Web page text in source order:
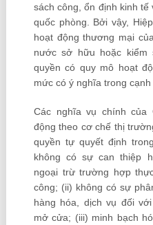
sách công, ổn định kinh
quốc phòng. Bởi vậy,
hoạt động thương mại
nước sở hữu hoặc kiểm
quyền có quy mô hoạt
mức có ý nghĩa trong cạnh
Các nghĩa vụ chính của
động theo cơ chế thị
quyền tự quyết định
không có sự can thiệp
ngoại trừ trường hợp
công; (ii) không có sự
hàng hóa, dịch vụ đối
mở cửa; (iii) minh bạch